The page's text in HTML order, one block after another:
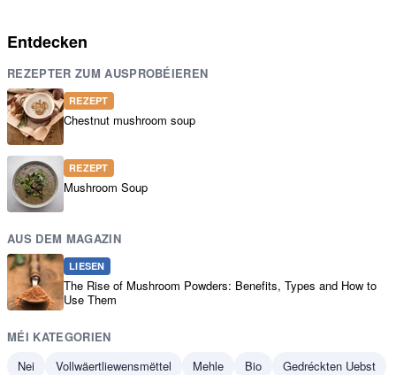
Entdecken
REZEPTER ZUM AUSPROBÉIEREN
REZEPT
Chestnut mushroom soup
REZEPT
Mushroom Soup
AUS DEM MAGAZIN
LIESEN
The Rise of Mushroom Powders: Benefits, Types and How to
Use Them
MÉI KATEGORIEN
Nei
Vollwäertliewensmëttel Mehle Bio
Gedréckten Uebst